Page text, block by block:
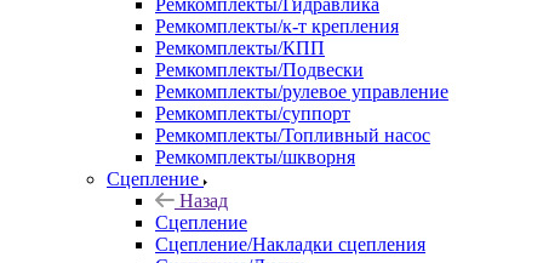
Ремкомплекты/Гидравлика
Ремкомплекты/к-т крепления
Ремкомплекты/КПП
Ремкомплекты/Подвески
Ремкомплекты/рулевое управление
Ремкомплекты/суппорт
Ремкомплекты/Топливный насос
Ремкомплекты/шкворня
Сцепление
Назад
Сцепление
Сцепление/Накладки сцепления